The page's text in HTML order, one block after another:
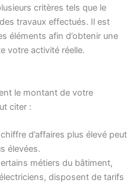
critères tels que le
travaux effectués. Il est
éléments afin d’obtenir une
votre activité réelle.
le montant de votre
citer :
d’affaires plus élevé peut
élevées.
métiers du bâtiment,
disposent de tarifs